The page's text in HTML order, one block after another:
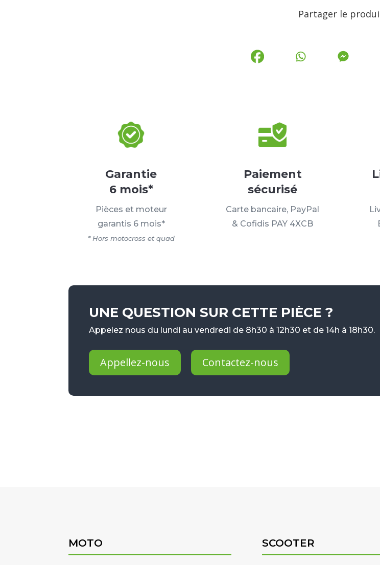
Partager le
Garantie
6 mois*
Pièces et moteur
garantis 6 mois*
* Hors motocross et quad
Paiement
sécurisé
Carte bancaire, PayPal
& Cofidis PAY 4XCB
UNE QUESTION SUR CETTE PIÈCE ?
Appelez nous du lundi au vendredi de 8h30 à 12h30 et de 14h à 18h30.
Appellez-nous Contactez-nous
MOTO SCOOTER